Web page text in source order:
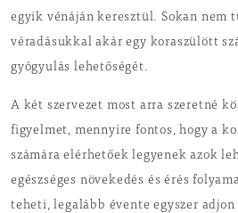
egyik vénáján keresztül. Sokan nem
véradásukkal akár egy koraszülött
gyógyulás lehetőségét.
A két szervezet most arra szeretné
figyelmet, mennyire fontos, hogy a
számára elérhetőek legyenek azok
egészséges növekedés és érés
teheti, legalább évente egyszer